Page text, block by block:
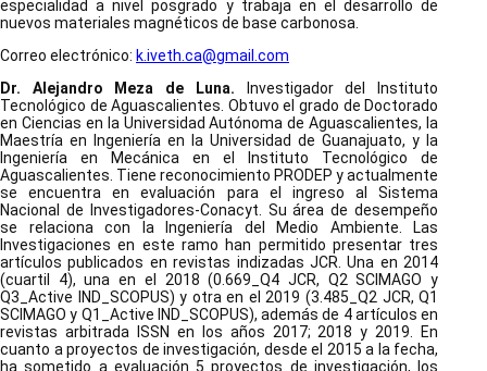
especialidad a nivel posgrado y trabaja en el desarrollo de
nuevos materiales magnéticos de base carbonosa.
Correo electrónico: k.iveth.ca@gmail.com
Dr. Alejandro Meza de Luna. Investigador del Instituto
Tecnológico de Aguascalientes. Obtuvo el grado de Doctorado
en Ciencias en la Universidad Autónoma de Aguascalientes, la
Maestría en Ingeniería en la Universidad de Guanajuato, y la
Ingeniería en Mecánica en el Instituto Tecnológico de
Aguascalientes. Tiene reconocimiento PRODEP y actualmente
se encuentra en evaluación para el ingreso al Sistema
Nacional de Investigadores-Conacyt. Su área de desempeño
se relaciona con la Ingeniería del Medio Ambiente. Las
Investigaciones en este ramo han permitido presentar tres
artículos publicados en revistas indizadas JCR. Una en 2014
(cuartil 4), una en el 2018 (0.669_Q4 JCR, Q2 SCIMAGO y
Q3_Active IND_SCOPUS) y otra en el 2019 (3.485_Q2 JCR, Q1
SCIMAGO y Q1_Active IND_SCOPUS), además de 4 artículos en
revistas arbitrada ISSN en los años 2017; 2018 y 2019. En
cuanto a proyectos de investigación, desde el 2015 a la fecha,
ha sometido a evaluación 5 proyectos de investigación, los